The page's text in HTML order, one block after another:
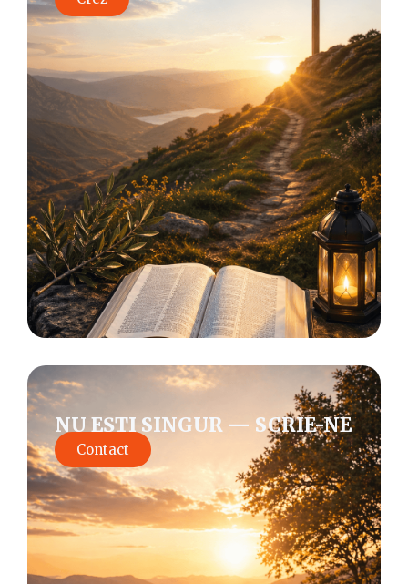
NU EȘTI SINGUR — SCRIE-NE
Contact